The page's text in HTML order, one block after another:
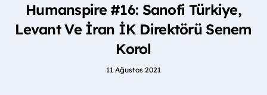
Humanspire #16: Sanofi Türkiye,
Levant Ve İran İK Direktörü Senem
Korol
11 Ağustos 2021